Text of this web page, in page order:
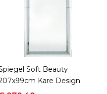
Soft Beauty
Kare Design